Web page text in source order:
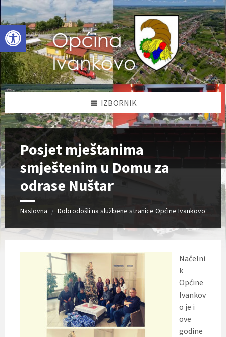
Open toolbar
Skip
to
content
Skip
to
left
sidebar
Skip
to
footer
IZBORNIK
Posjet mještanima
smještenim u Domu za
odrase Nuštar
Naslovna / Dobrodošli na službene stranice Općine Ivankovo
Načelni
k
Općine
Ivankov
o je i
ove
godine